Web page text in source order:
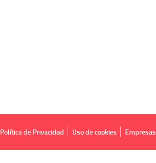
Política de Privacidad Uso de cookies Empresas